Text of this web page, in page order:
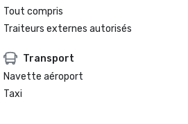
Tout compris
Traiteurs externes autorisés
Transport
Navette aéroport
Taxi